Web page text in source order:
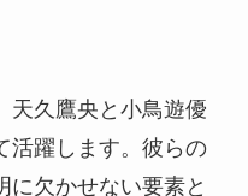
天久鷹央と小鳥遊優
活躍します。彼らの
に欠かせない要素と